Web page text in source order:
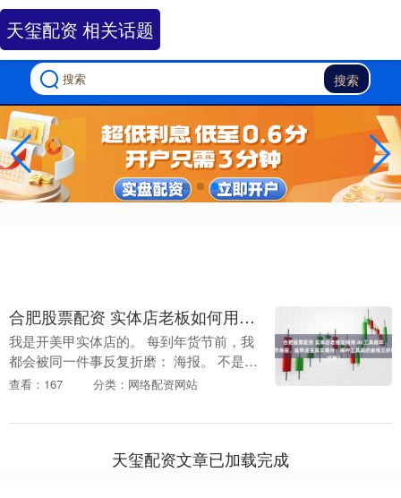
搜索
天玺配资 相关话题
合肥股票配资 实体店老板如何用 AI 工具做年货节海报，美甲店主真实横评：哪种工具真的省钱又好用？
我是开美甲实体店的。 每到年货节前，我
都会被同一件事反复折磨： 海报。 不是品
牌大片，而是最真实、最刚需的那种： 门
惠....
查看：167 分类：网络配资网站
天玺配资文章已加载完成